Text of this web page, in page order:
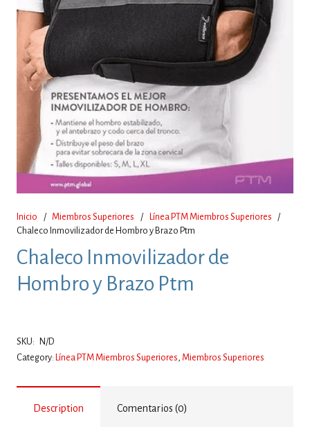
Inicio / Miembros Superiores / Línea PTM Miembros Superiores
/
Chaleco Inmovilizador de Hombro y Brazo Ptm
Chaleco Inmovilizador de
Hombro y Brazo Ptm
SKU:
N/D
Category: Línea PTM Miembros Superiores, Miembros Superiores
Description Comentarios (0)